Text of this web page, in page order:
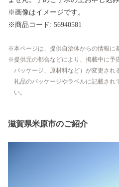
※画像はイメージです。
※商品コード: 56940581
本ページは、提供自治体からの情報に
提供元の都合などにより、掲載中に予
パッケージ、原材料など）が変更され
礼品のパッケージやラベルに記載され
い。
滋賀県米原市のご紹介